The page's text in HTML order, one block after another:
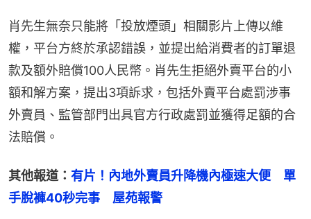
肖先生無奈只能將「投放煙頭」相關影片上傳以維
權，平台方終於承認錯誤，並提出給消費者的訂單退
款及額外賠償100人民幣。肖先生拒絕外賣平台的小
額和解方案，提出3項訴求，包括外賣平台處罰涉事
外賣員、監管部門出具官方行政處罰並獲得足額的合
法賠償。
其他報道： 有片！內地外賣員升降機內極速大便　單
手脫褲40秒完事　屋苑報警